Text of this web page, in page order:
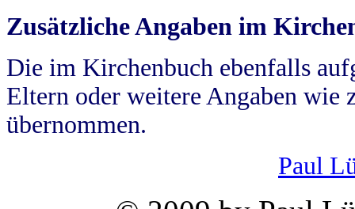
Zusätzliche Angaben im
Die im Kirchenbuch ebenfalls
Eltern oder weitere Angaben wie
übernommen.
Paul